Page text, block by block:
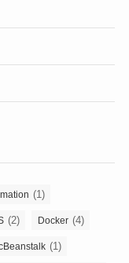
(1)
(2) Docker (4)
(1)